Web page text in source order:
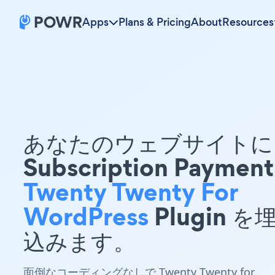
Apps Plans & PricingAboutResources
あなたのウェブサイト
Subscription Payment
Twenty Twenty For
WordPress Plugin を
込みます。
面倒なコーディングなしで Twenty Twenty for